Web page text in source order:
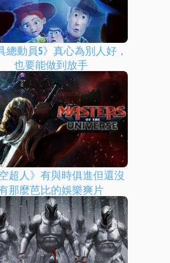
總動員5》真心為別人好，
也要能做到放手
空超人》有與時俱進但還沒
那麼芭比的娛樂爽片